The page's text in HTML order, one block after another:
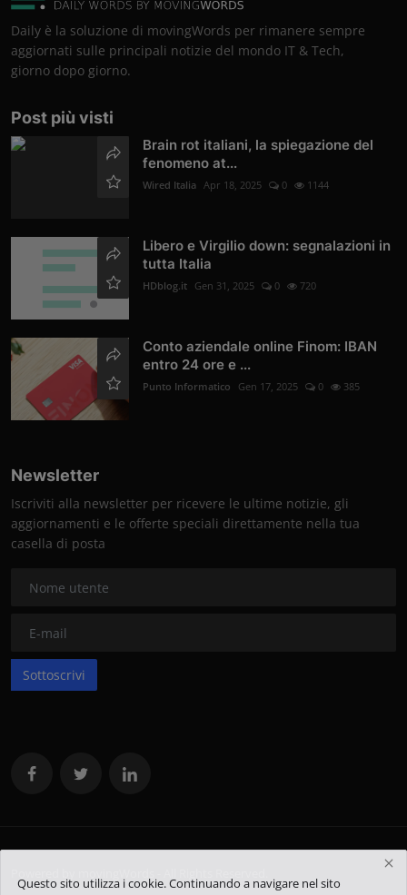
Daily è la soluzione di movingWords per rimanere sempre
aggiornati sulle principali notizie del mondo IT & Tech,
giorno dopo giorno.
Post più visti
Brain rot italiani, la spiegazione del
fenomeno at...
Wired Italia Apr 18, 2025 0 1144
Libero e Virgilio down: segnalazioni in
tutta Italia
HDblog.it Gen 31, 2025 0 720
Conto aziendale online Finom: IBAN
entro 24 ore e ...
Punto Informatico Gen 17, 2025 0 385
Newsletter
Iscriviti alla newsletter per ricevere le ultime notizie, gli
aggiornamenti e le offerte speciali direttamente nella tua
casella di posta
Sottoscrivi
Questo sito utilizza i cookie. Continuando a navigare nel sito